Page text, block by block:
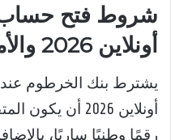
شروط فتح حساب
أونلاين 2026 والأمان المصرفي
يشترط بنك الخرطوم
أونلاين 2026
رقمًا وطنيًا ساريًا،